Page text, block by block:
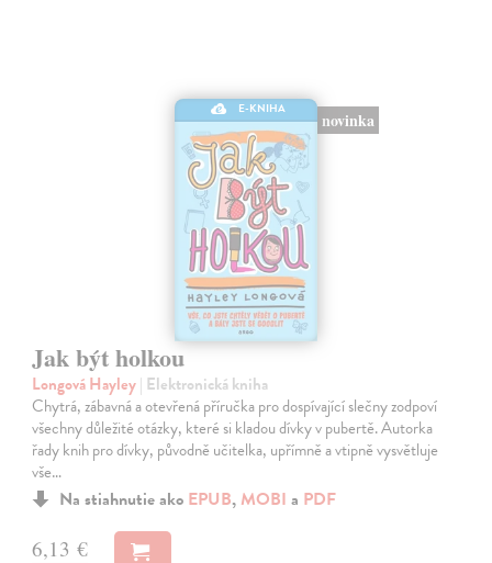
E-KNIHA
novinka
Jak být holkou
Longová Hayley| Elektronická kniha
Chytrá, zábavná a otevřená příručka pro dospívající slečny zodpoví
všechny důležité otázky, které si kladou dívky v pubertě. Autorka
řady knih pro dívky, původně učitelka, upřímně a vtipně vysvětluje
vše…
Na stiahnutie ako EPUB, MOBI a PDF
6,13 €